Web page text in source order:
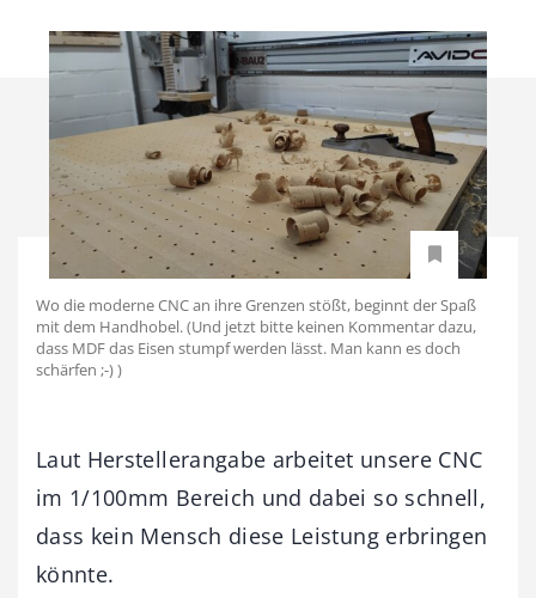
Wo die moderne CNC an ihre Grenzen stößt, beginnt der Spaß
mit dem Handhobel. (Und jetzt bitte keinen Kommentar dazu,
dass MDF das Eisen stumpf werden lässt. Man kann es doch
schärfen ;-) )
Laut Herstellerangabe arbeitet unsere CNC
im 1/100mm Bereich und dabei so schnell,
dass kein Mensch diese Leistung erbringen
könnte.